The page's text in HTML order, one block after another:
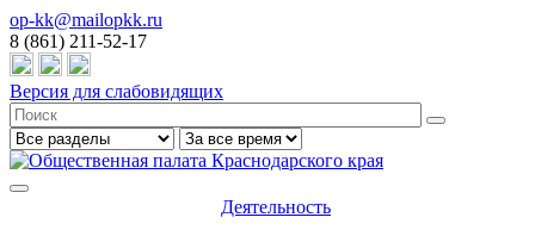
op-kk@mailopkk.ru
8 (861) 211-52-17
Версия для слабовидящих
Деятельность